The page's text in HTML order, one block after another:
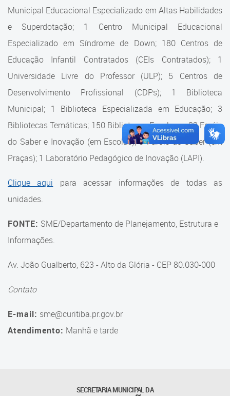
Portal Aprendere
Portal do Servidor
Departamento de Logística
Departamento de Logística
Gerência de Almoxarifado
Gerência de Aquisição e
Gestão Contratual de
Serviços
Gerência de Contratos
Gerência de Limpeza e
Suporte aos Contratos
Gerência de Segurança
Gerência de Transporte
Gerência de Transporte para
a Educação Especial - SITES
Tecnologia
Municipal Educacional Especializado em Altas Habilidades
e Superdotação; 1 Centro Municipal Educacional
Especializado em Síndrome de Down; 180 Centros de
Educação Infantil Contratados (CEIs Contratados); 1
Universidade Livre do Professor (ULP); 5 Centros de
Desenvolvimento Profissional (CDPs); 1 Biblioteca
Municipal; 1 Biblioteca Especializada em Educação; 3
Bibliotecas Temáticas; 150 Bibliotecas Escolares; 32 Faróis
do Saber e Inovação (em Escolas); 9 Faróis do Saber (em
Praças); 1 Laboratório Pedagógico de Inovação (LAPI).
Clique aqui para acessar informações de todas as
unidades.
FONTE: SME/Departamento de Planejamento, Estrutura e
Informações.
Av. João Gualberto, 623 - Alto da Glória - CEP 80.030-000
Contato
E-mail: sme@curitiba.pr.gov.br
Atendimento: Manhã e tarde
SECRETARIA MUNICIPAL DA